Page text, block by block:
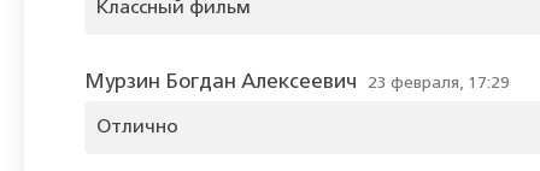
Классный фильм
Мурзин Богдан Алексеевич 23 февраля, 17:29
Отлично